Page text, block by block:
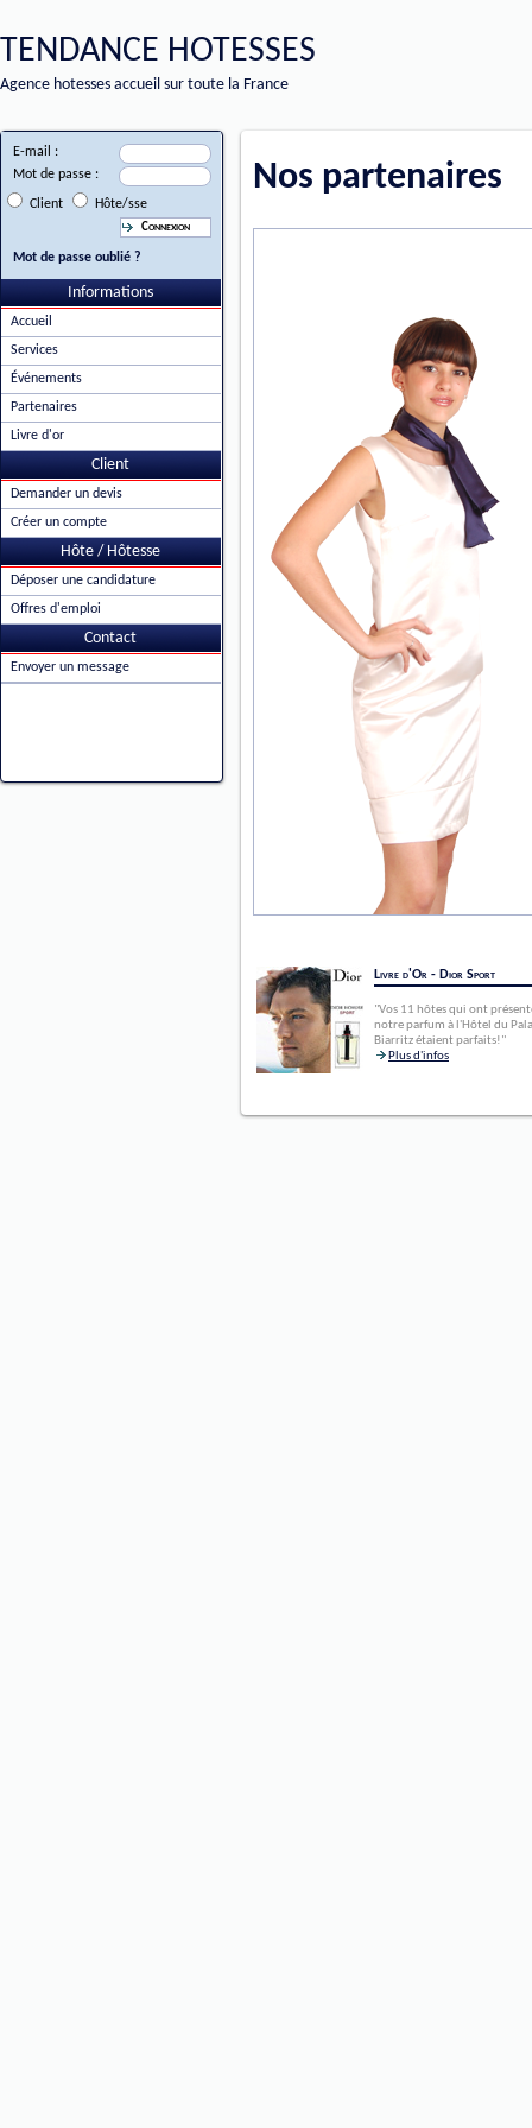
TENDANCE HOTESSES
Agence hotesses accueil sur toute la France
E-mail :
Mot de passe :
Client Hôte/sse
Mot de passe oublié ?
Informations
Accueil
Services
Événements
Partenaires
Livre d'or
Client
Demander un devis
Créer un compte
Hôte / Hôtesse
Déposer une candidature
Offres d'emploi
Contact
Envoyer un message
Nos partenaires
Livre d'Or - Dior Sport
"Vos 11 hôtes qui ont
notre parfum à l'Hôtel du
Biarritz étaient parfaits!"
Plus d'infos